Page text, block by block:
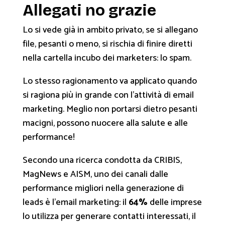
Allegati no grazie
Lo si vede già in ambito privato, se si allegano
file, pesanti o meno, si rischia di finire diretti
nella cartella incubo dei marketers: lospam.
Lo stesso ragionamento va applicato quando
si ragiona più in grande con l’attività di email
marketing. Meglio non portarsi dietro pesanti
macigni, possono nuocere alla salute e alle
performance!
Secondo una ricerca condotta da CRIBIS,
MagNews e AISM, uno dei canali dalle
performance migliori nella generazione di
leadsè l’email marketing: il 64% delle imprese
lo utilizza per generare contatti interessati, il